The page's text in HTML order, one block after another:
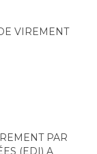
VIREMENT
PAR
(EDI) A